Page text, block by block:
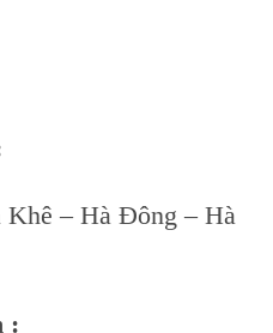
Khê – Hà Đông – Hà
: